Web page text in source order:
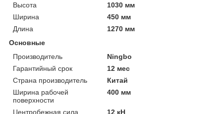
Высота
1030 мм
Ширина
450 мм
Длина
1270 мм
Основные
Производитель
Ningbo
Гарантийный срок
12 мес
Страна производитель
Китай
Ширина рабочей
поверхности
400 мм
Центробежная сила 12 кН